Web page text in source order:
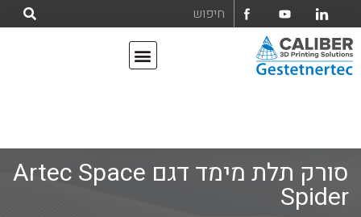
סורק תלת מימד דגם Artec Space
Spider